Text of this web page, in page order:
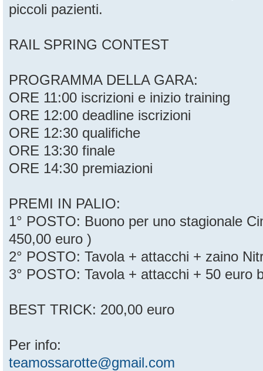
piccoli pazienti.
RAIL SPRING CONTEST
PROGRAMMA DELLA GARA:
ORE 11:00 iscrizioni e inizio training
ORE 12:00 deadline iscrizioni
ORE 12:30 qualifiche
ORE 13:30 finale
ORE 14:30 premiazioni
PREMI IN PALIO:
1° POSTO: Buono per uno stagionale
450,00 euro )
2° POSTO: Tavola + attacchi + zaino
3° POSTO: Tavola + attacchi + 50 euro
BEST TRICK: 200,00 euro
Per info:
teamossarotte@gmail.com